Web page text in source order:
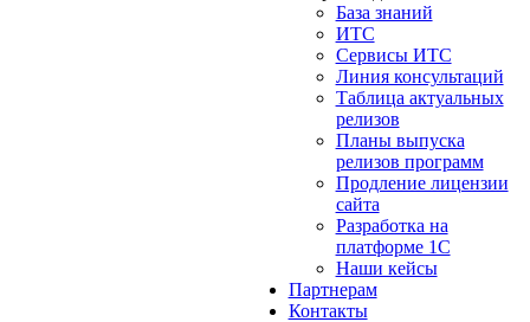
База знаний
ИТС
Сервисы ИТС
Линия консультаций
Таблица актуальных
релизов
Планы выпуска
релизов программ
Продление лицензии
сайта
Разработка на
платформе 1С
Наши кейсы
Партнерам
Контакты